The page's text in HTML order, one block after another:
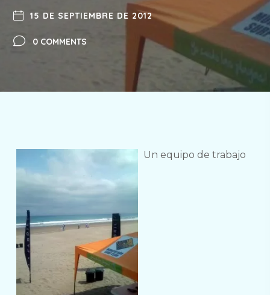
15 DE SEPTIEMBRE DE 2012
0 COMMENTS
Un equipo de trabajo